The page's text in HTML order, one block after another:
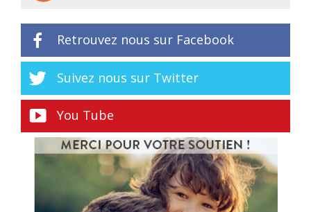
Retrouvez nous sur Facebook
Suivez nous sur Twitter
You Tube